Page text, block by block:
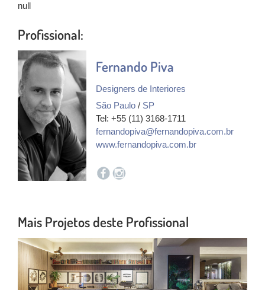
null
Profissional:
Fernando Piva
Designers de Interiores
São Paulo / SP
Tel: +55 (11) 3168-1711
fernandopiva@fernandopiva.com.br
www.fernandopiva.com.br
Mais Projetos deste Profissional